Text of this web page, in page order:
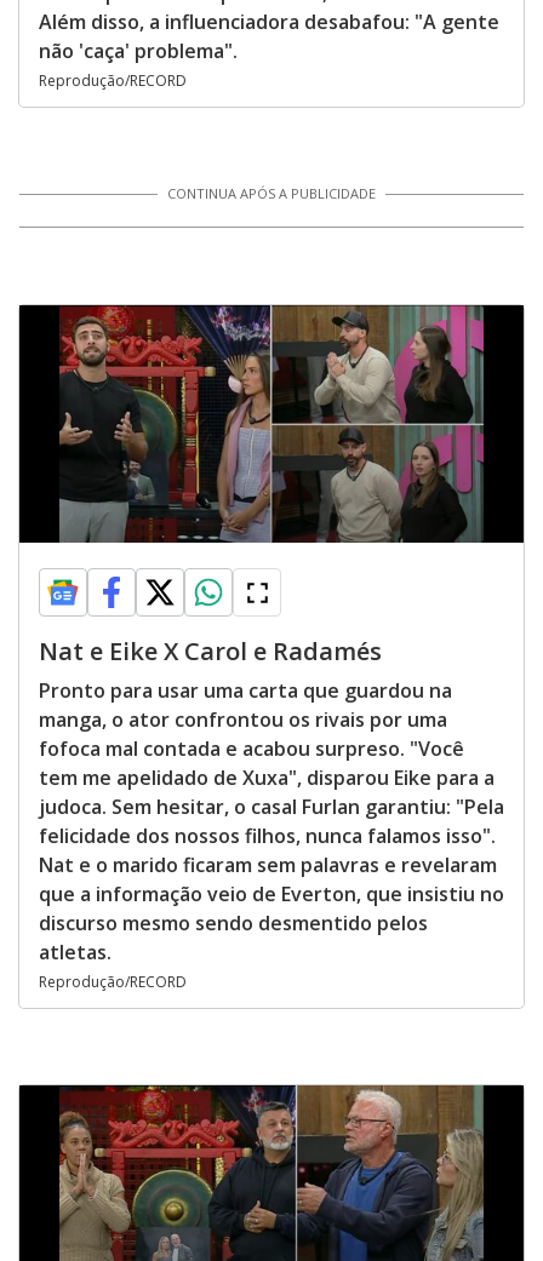
Além disso, a influenciadora desabafou: "A gente
não 'caça' problema".
Reprodução/RECORD
CONTINUA APÓS A PUBLICIDADE
Nat e Eike X Carol e Radamés
Pronto para usar uma carta que guardou na
manga, o ator confrontou os rivais por uma
fofoca mal contada e acabou surpreso. "Você
tem me apelidado de Xuxa", disparou Eike para a
judoca. Sem hesitar, o casal Furlan garantiu: "Pela
felicidade dos nossos filhos, nunca falamos isso".
Nat e o marido ficaram sem palavras e revelaram
que a informação veio de Everton, que insistiu no
discurso mesmo sendo desmentido pelos
atletas.
Reprodução/RECORD